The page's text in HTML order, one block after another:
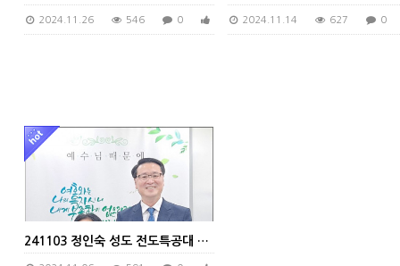
2024.11.26 546 0 2024.11.14 627 0
241103 정인숙 성도 전도특공대 인도